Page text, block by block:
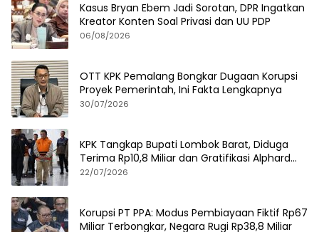
Kasus Bryan Ebem Jadi Sorotan, DPR Ingatkan
Kreator Konten Soal Privasi dan UU PDP
06/08/2026
OTT KPK Pemalang Bongkar Dugaan Korupsi
Proyek Pemerintah, Ini Fakta Lengkapnya
30/07/2026
KPK Tangkap Bupati Lombok Barat, Diduga
Terima Rp10,8 Miliar dan Gratifikasi Alphard
hingga iPhone 17 Pro
22/07/2026
Korupsi PT PPA: Modus Pembiayaan Fiktif Rp67
Miliar Terbongkar, Negara Rugi Rp38,8 Miliar